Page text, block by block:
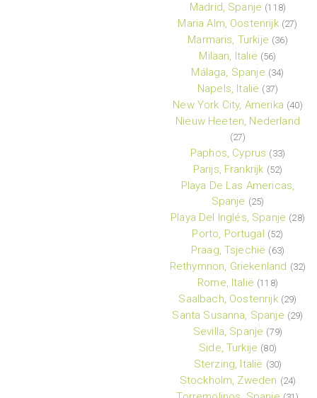
Madrid, Spanje (118)
Maria Alm, Oostenrijk (27)
Marmaris, Turkije (36)
Milaan, Italië (56)
Málaga, Spanje (34)
Napels, Italië (37)
New York City, Amerika (40)
Nieuw Heeten, Nederland
(27)
Paphos, Cyprus (33)
Parijs, Frankrijk (52)
Playa De Las Americas,
Spanje (25)
Playa Del Inglés, Spanje (28)
Porto, Portugal (52)
Praag, Tsjechië (63)
Rethymnon, Griekenland (32)
Rome, Italië (118)
Saalbach, Oostenrijk (29)
Santa Susanna, Spanje (29)
Sevilla, Spanje (79)
Side, Turkije (80)
Sterzing, Italië (30)
Stockholm, Zweden (24)